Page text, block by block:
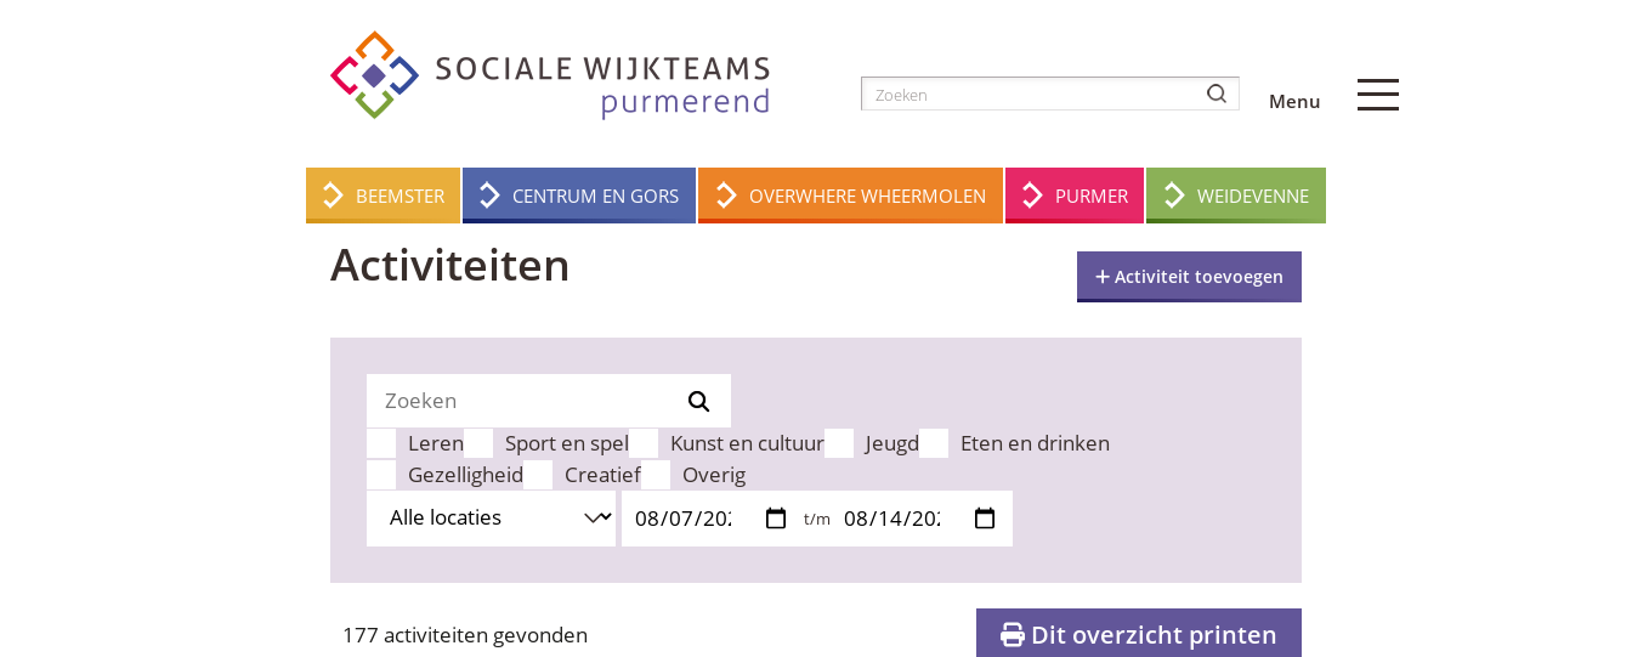
Menu
BEEMSTER CENTRUM EN GORS OVERWHERE WHEERMOLEN PURMER WEIDEVENNE
Activiteiten Activiteit toevoegen
Leren Sport en spel Kunst en cultuur Jeugd
Eten en drinken
Gezelligheid
Creatief Overig
t/m
Dit overzicht printen
177 activiteiten gevonden